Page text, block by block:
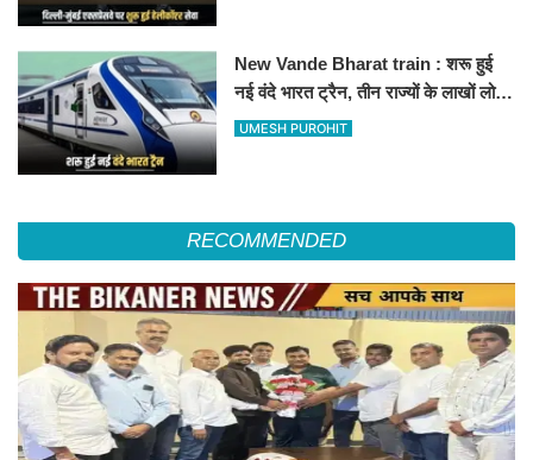
New Vande Bharat train : शरू हुई
नई वंदे भारत ट्रैन, तीन राज्यों के लाखों लोगों
का सफर होगा आसान, देखें पूरा रूटमैप
UMESH PUROHIT
RECOMMENDED